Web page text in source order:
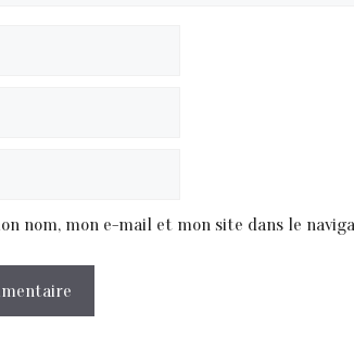
nom, mon e-mail et mon site dans le